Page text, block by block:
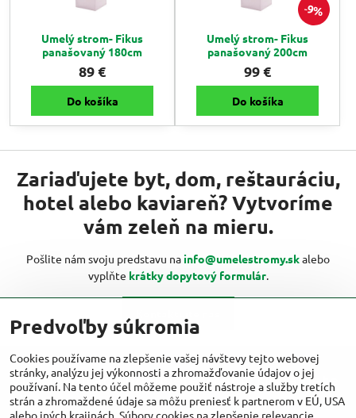
Umelý strom- Fikus
panašovaný 180cm
89 €
Do košíka
9%
Umelý strom- Fikus
panašovaný 200cm
99 €
Do košíka
Zariaďujete byt, dom, reštauráciu,
hotel alebo kaviareň? Vytvoríme
vám zeleň na mieru.
Pošlite nám svoju predstavu na info@umelestromy.skalebo
vyplňte krátky dopytový formulár.
Viac inšpirácií od umelestromy.sk nájdete
aj na:
Predvoľby súkromia
Cookies používame na zlepšenie vašej návštevy tejto webovej
stránky, analýzu jej výkonnosti a zhromažďovanie údajov o jej
používaní. Na tento účel môžeme použiť nástroje a služby tretích
strán a zhromaždené údaje sa môžu preniesť k partnerom v EÚ, USA
alebo iných krajinách. Súbory cookies na zlepšenie relevancie